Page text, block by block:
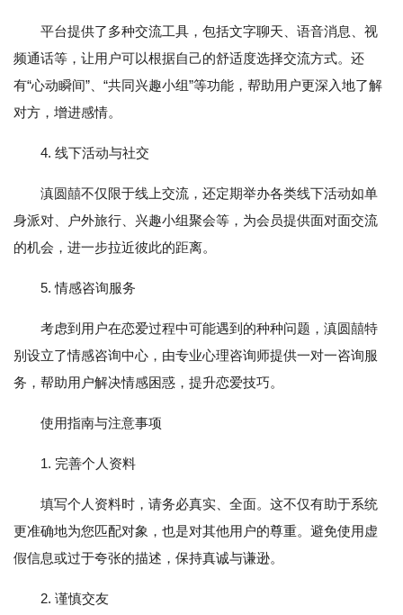
平台提供了多种交流工具，包括文字聊天、语音消息、视
频通话等，让用户可以根据自己的舒适度选择交流方式。还
有“心动瞬间”、“共同兴趣小组”等功能，帮助用户更深入地了解
对方，增进感情。
4. 线下活动与社交
滇圆囍不仅限于线上交流，还定期举办各类线下活动如单
身派对、户外旅行、兴趣小组聚会等，为会员提供面对面交流
的机会，进一步拉近彼此的距离。
5. 情感咨询服务
考虑到用户在恋爱过程中可能遇到的种种问题，滇圆囍特
别设立了情感咨询中心，由专业心理咨询师提供一对一咨询服
务，帮助用户解决情感困惑，提升恋爱技巧。
使用指南与注意事项
1. 完善个人资料
填写个人资料时，请务必真实、全面。这不仅有助于系统
更准确地为您匹配对象，也是对其他用户的尊重。避免使用虚
假信息或过于夸张的描述，保持真诚与谦逊。
2. 谨慎交友